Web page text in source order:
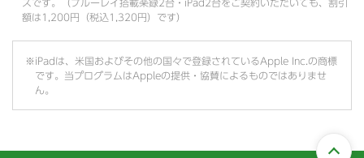
スです。（ブルーレイ搭載楽録2台・iPad2台をご契約いただいても、割引
額は1,200円（税込1,320円）です）
※iPadは、米国およびその他の国々で登録されているApple Inc.の商標
です。当プログラムはAppleの提供・協賛によるものではありませ
ん。